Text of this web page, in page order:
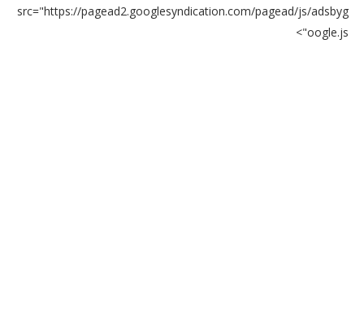
src="https://pagead2.googlesyndication.com/pagead/js/adsbyg
oogle.js">